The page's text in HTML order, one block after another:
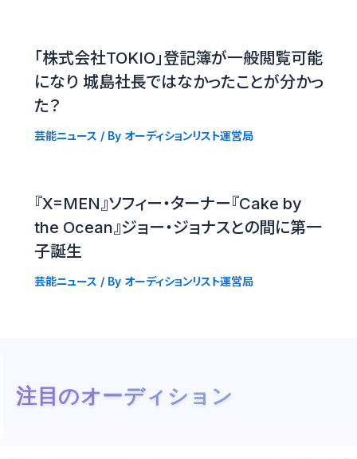
「株式会社TOKIO」登記簿が一般閲覧可能
になり 城島社長ではなかったことが分かっ
た？
芸能ニュース / By オーディションリスト運営局
『X=MEN』ソフィー・ターナー『Cake by
the Ocean』ジョー・ジョナスとの間に第一
子誕生
芸能ニュース / By オーディションリスト運営局
注目のオーディション